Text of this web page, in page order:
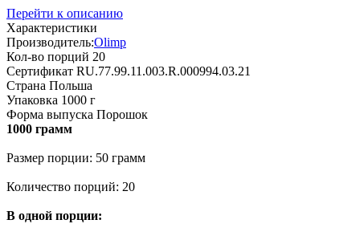
Перейти к описанию
Характеристики
Производитель:Olimp
Кол-во порций 20
Сертификат RU.77.99.11.003.R.000994.03.21
Страна Польша
Упаковка 1000 г
Форма выпуска Порошок
1000 грамм
Размер порции: 50 грамм
Количество порций: 20
В одной порции: